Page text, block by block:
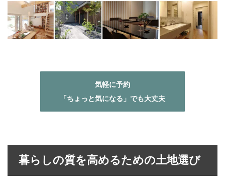
気軽に予約
「ちょっと気になる」でも大丈夫
暮らしの質を高めるための土地選び